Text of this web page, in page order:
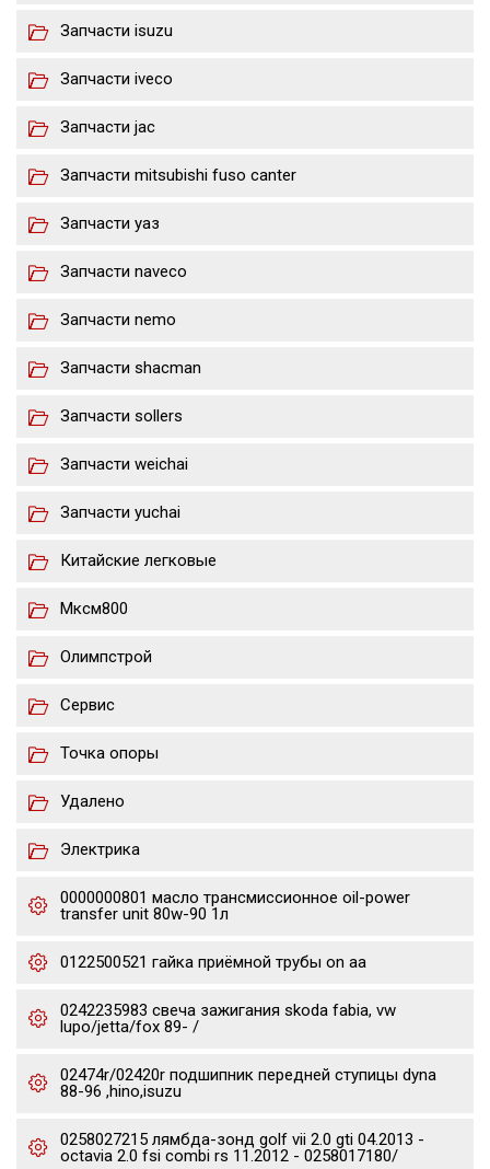
Запчасти isuzu
Запчасти iveco
Запчасти jac
Запчасти mitsubishi fuso canter
Запчасти уаз
Запчасти naveco
Запчасти nemo
Запчасти shacman
Запчасти sollers
Запчасти weichai
Запчасти yuchai
Китайские легковые
Мксм800
Олимпстрой
Сервис
Точка опоры
Удалено
Электрика
0000000801 масло трансмиссионное oil-power
transfer unit 80w-90 1л
0122500521 гайка приёмной трубы on aa
0242235983 свеча зажигания skoda fabia, vw
lupo/jetta/fox 89- /
02474r/02420r подшипник передней ступицы dyna
88-96 ,hino,isuzu
0258027215 лямбда-зонд golf vii 2.0 gti 04.2013 -
octavia 2.0 fsi combi rs 11.2012 - 0258017180/